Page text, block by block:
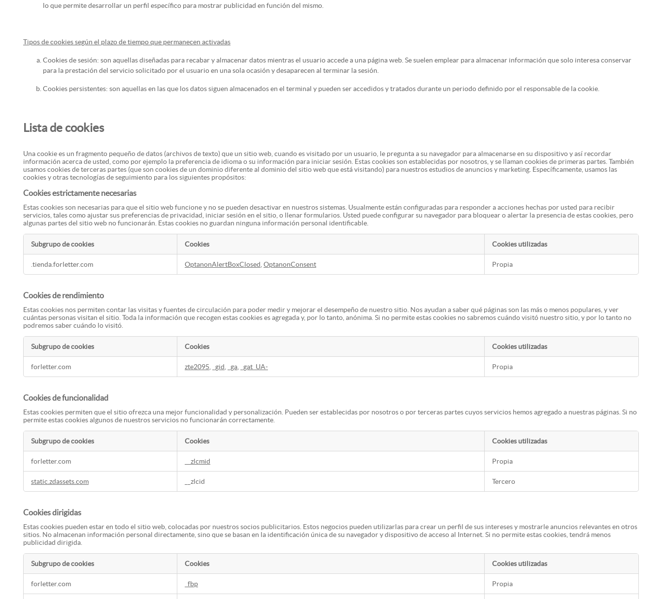
lo que permite desarrollar un perfil específico para mostrar publicidad en función del mismo.
Tipos de cookies según el plazo de tiempo que permanecen activadas
Cookies de sesión: son aquellas diseñadas para recabar y almacenar datos mientras el usuario accede a una página web. Se suelen emplear para almacenar información que solo interesa conservar
para la prestación del servicio solicitado por el usuario en una sola ocasión y desaparecen al terminar la sesión.
Cookies persistentes: son aquellas en las que los datos siguen almacenados en el terminal y pueden ser accedidos y tratados durante un periodo definido por el responsable de la cookie.
Lista de cookies
Una cookie es un fragmento pequeño de datos (archivos de texto) que un sitio web, cuando es visitado por un usuario, le pregunta a su navegador para almacenarse en su dispositivo y así recordar
información acerca de usted, como por ejemplo la preferencia de idioma o su información para iniciar sesión. Estas cookies son establecidas por nosotros, y se llaman cookies de primeras partes. También
usamos cookies de terceras partes (que son cookies de un dominio diferente al dominio del sitio web que está visitando) para nuestros estudios de anuncios y marketing. Específicamente, usamos las
cookies y otras tecnologías de seguimiento para los siguientes propósitos:
Cookies estrictamente necesarias
Estas cookies son necesarias para que el sitio web funcione y no se pueden desactivar en nuestros sistemas. Usualmente están configuradas para responder a acciones hechas por usted para recibir
servicios, tales como ajustar sus preferencias de privacidad, iniciar sesión en el sitio, o llenar formularios. Usted puede configurar su navegador para bloquear o alertar la presencia de estas cookies, pero
algunas partes del sitio web no funcionarán. Estas cookies no guardan ninguna información personal identificable.
estrictamente
necesarias
Subgrupo de cookies Cookies Cookies utilizadas
.tienda.forletter.com OptanonAlertBoxClosed,OptanonConsent Propia
Cookies de rendimiento
Estas cookies nos permiten contar las visitas y fuentes de circulación para poder medir y mejorar el desempeño de nuestro sitio. Nos ayudan a saber qué páginas son las más o menos populares, y ver
cuántas personas visitan el sitio. Toda la información que recogen estas cookies es agregada y, por lo tanto, anónima. Si no permite estas cookies no sabremos cuándo visitó nuestro sitio, y por lo tanto no
podremos saber cuándo lo visitó.
rendimiento
Subgrupo de cookies Cookies Cookies utilizadas
forletter.com zte2095, _gid, _ga, _gat_UA- Propia
Cookies de funcionalidad
Estas cookies permiten que el sitio ofrezca una mejor funcionalidad y personalización. Pueden ser establecidas por nosotros o por terceras partes cuyos servicios hemos agregado a nuestras páginas. Si no
permite estas cookies algunos de nuestros servicios no funcionarán correctamente.
funcionalidad
Subgrupo de cookies Cookies Cookies utilizadas
forletter.com __zlcmid Propia
static.zdassets.com __zlcid Tercero
Cookies dirigidas
Estas cookies pueden estar en todo el sitio web, colocadas por nuestros socios publicitarios. Estos negocios pueden utilizarlas para crear un perfil de sus intereses y mostrarle anuncios relevantes en otros
sitios. No almacenan información personal directamente, sino que se basan en la identificación única de su navegador y dispositivo de acceso al Internet. Si no permite estas cookies, tendrá menos
publicidad dirigida.
dirigidas
Subgrupo de cookies Cookies Cookies utilizadas
forletter.com _fbp Propia